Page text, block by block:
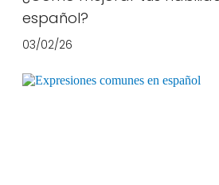
español?
03/02/26